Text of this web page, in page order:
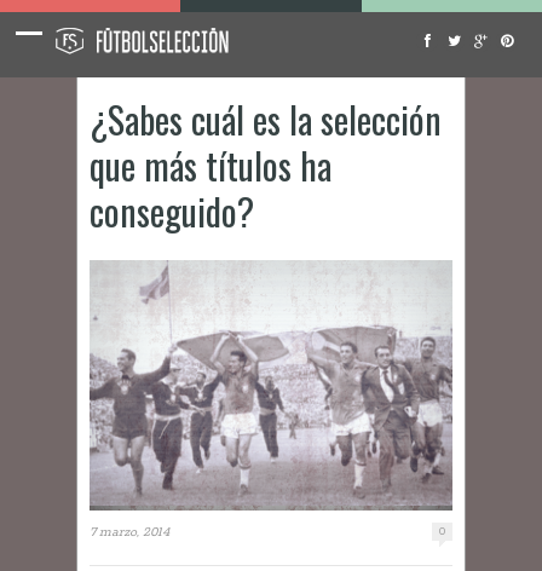
¿Sabes cuál es la selección
que más títulos ha
conseguido?
7 marzo, 2014 0